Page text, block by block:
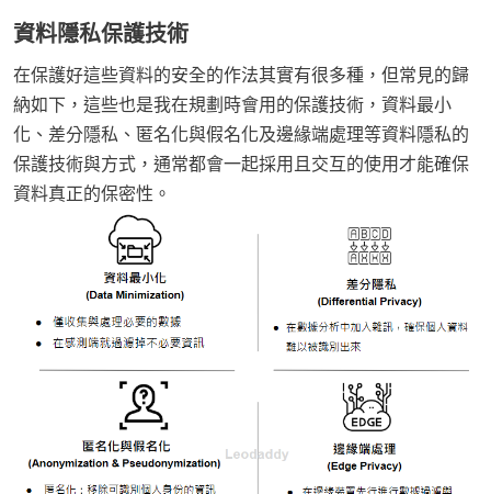
資料隱私保護技術
在保護好這些資料的安全的作法其實有很多種，但常見的歸
納如下，這些也是我在規劃時會用的保護技術，資料最小
化、差分隱私、匿名化與假名化及邊緣端處理等資料隱私的
保護技術與方式，通常都會一起採用且交互的使用才能確保
資料真正的保密性。